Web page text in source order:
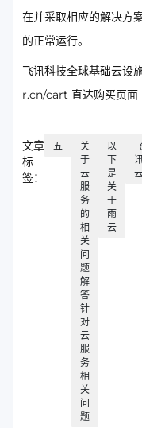
在并采取相应的解决方
的正常运行。
飞讯科技全球基础云
r.cn/cart 直达购买页面
文章
标
签：
五
关
于
云
服
务
的
相
关
问
题
解
答
针
对
云
服
务
相
关
问
题
以
下
是
关
于
雨
云